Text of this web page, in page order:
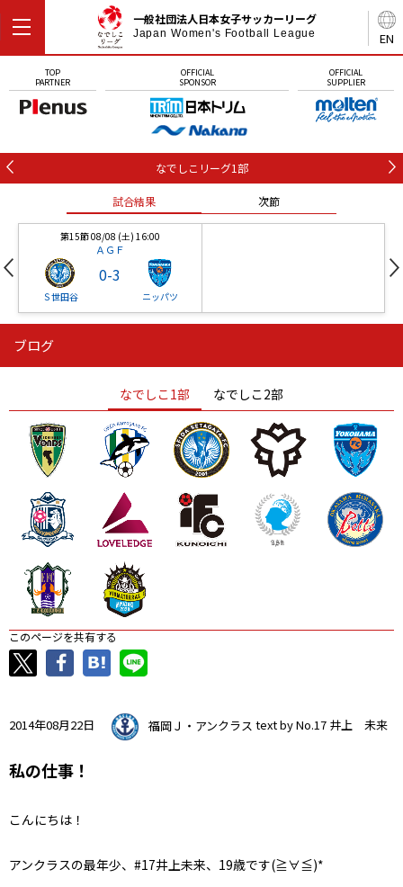
EN
一般社団法人日本女子サッカーリーグ
Japan Women's Football League
TOP
PARTNER
OFFICIAL
SPONSOR
OFFICIAL
SUPPLIER
なでしこリーグ1部
試合結果 次節
第15節 08/08 (土) 16:00
ＡＧＦ
Ｓ世田谷
0-3
ニッパツ
ニッパツ
ニッパツ 名古屋
石人の星
静岡 愛媛Ｌ
ブログ
なでしこ1部 なでしこ2部
このページを共有する
2014年08月22日 福岡Ｊ・アンクラス text by No.17 井上 未来
私の仕事！
こんにちは！
アンクラスの最年少、#17井上未来、19歳です(≧∀≦)*